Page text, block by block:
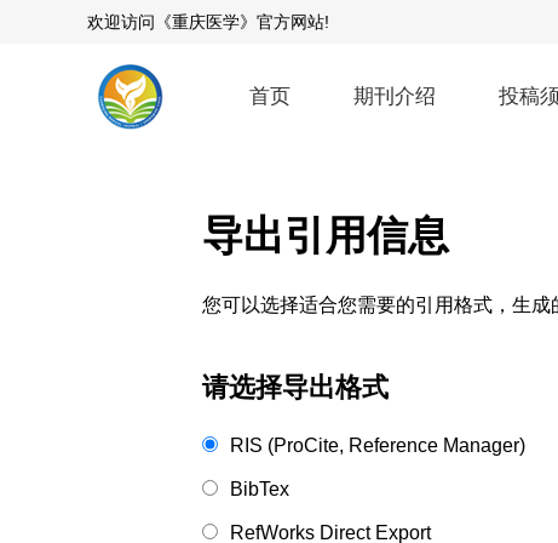
欢迎访问《重庆医学》官方网站!
首页 期刊介绍 投稿
导出引用信息
您可以选择适合您需要的引用格式，生
请选择导出格式
RIS (ProCite, Reference Manager)
BibTex
RefWorks Direct Export